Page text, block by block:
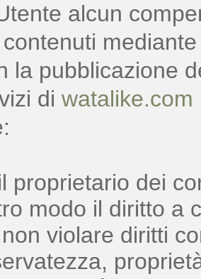
alcun
la pubblicazione
di watalike.com
proprietario dei
modo il diritto a
violare diritti